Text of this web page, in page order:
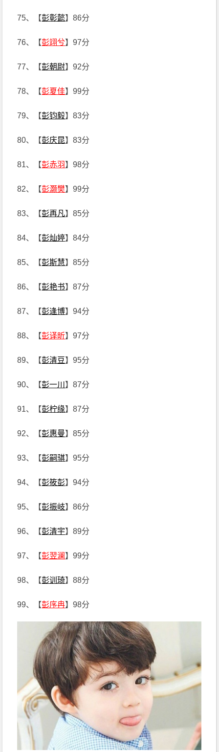
75、【彭彰懿】86分
76、【彭翊兮】97分
77、【彭朝尉】92分
78、【彭夏佳】99分
79、【彭钧毅】83分
80、【彭庆昆】83分
81、【彭赤羽】98分
82、【彭灏樊】99分
83、【彭再凡】85分
84、【彭灿婷】84分
85、【彭斯慧】85分
86、【彭艳书】87分
87、【彭逢博】94分
88、【彭译昕】97分
89、【彭清豆】95分
90、【彭一川 】87分
91、【彭柠缘】87分
92、【彭惠曼】85分
93、【彭嗣骐】95分
94、【彭筱彭】94分
95、【彭振岐】86分
96、【彭清宇】89分
97、【彭翌澜 】99分
98、【彭训琦】88分
99、【彭序冉】98分